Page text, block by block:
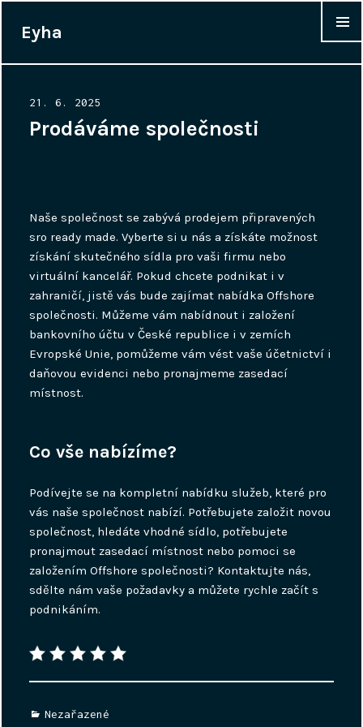
Eyha
Posted
on
21. 6. 2025
Prodáváme společnosti
Naše společnost se zabývá prodejem připravených
sro ready made. Vyberte si u nás a získáte možnost
získání skutečného sídla pro vaši firmu nebo
virtuální kancelář. Pokud chcete podnikat i v
zahraničí, jistě vás bude zajímat nabídka Offshore
společnosti. Můžeme vám nabídnout i založení
bankovního účtu v České republice i v zemích
Evropské Unie, pomůžeme vám vést vaše účetnictví i
daňovou evidenci nebo pronajmeme zasedací
místnost.
Co vše nabízíme?
Podívejte se na kompletní nabídku služeb, které pro
vás naše společnost nabízí. Potřebujete založit novou
společnost, hledáte vhodné sídlo, potřebujete
pronajmout zasedací místnost nebo pomoci se
založením Offshore společnosti? Kontaktujte nás,
sdělte nám vaše požadavky a můžete rychle začít s
podnikáním.
Categories
Nezařazené